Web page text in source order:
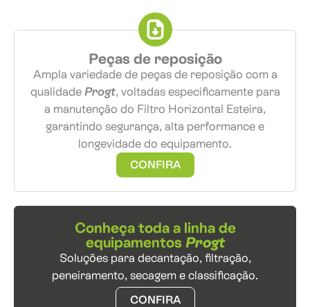
Peças de reposição
Ampla variedade de peças de reposição com a
qualidade Progt, voltadas especificamente para
a manutenção do Filtro Horizontal Esteira,
garantindo segurança, alta performance e
longevidade do equipamento.
CONFIRA
Conheça toda a linha de
equipamentos Progt
Soluções para decantação, filtração,
peneiramento, secagem e classificação.
CONFIRA